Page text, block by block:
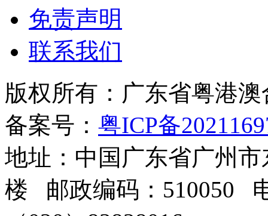
免责声明
联系我们
版权所有：广东省粤港
备案号： 粤ICP备
地址：中国广东省广州
楼 邮政编码：510050